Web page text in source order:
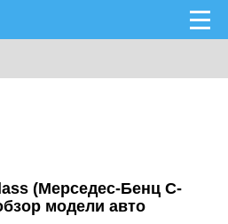
(Мерседес-Бенц С-
модели авто